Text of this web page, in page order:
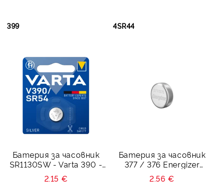
399 4SR44
Батерия за часовник
SR1130SW - Varta 390 -
1.55V
2.15 €
Батерия за часовник
377 / 376 Energizer
SR626SW - 1.55V
2.56 €